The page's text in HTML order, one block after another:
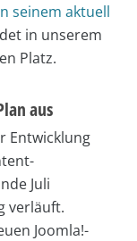
seinem aktuell
in unserem
Platz.
aus
Entwicklung
Juli
verläuft.
Joomla!-